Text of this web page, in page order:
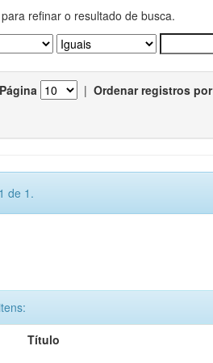
refinar o resultado de busca.
| Ordenar registros por
de 1.
Título